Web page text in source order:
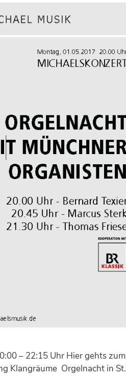
– 22:15 Uhr Hier gehts zum
Klangräume Orgelnacht in St.